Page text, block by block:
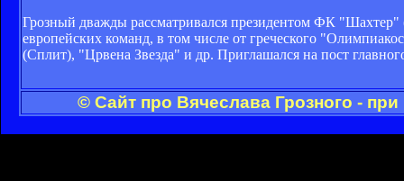
Грозный дважды рассматривался президентом ФК
европейских команд, в том числе от греческого
(Сплит), "Црвена Звезда" и др. Приглашался на пост
© Сайт про Вячеслава Грозного -